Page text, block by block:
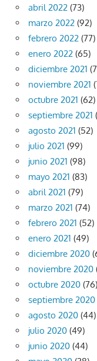
abril 2022 (73)
marzo 2022 (92)
febrero 2022 (77)
enero 2022 (65)
diciembre 2021
noviembre 2021
octubre 2021 (62)
septiembre 2021
agosto 2021 (52)
julio 2021 (99)
junio 2021 (98)
mayo 2021 (83)
abril 2021 (79)
marzo 2021 (74)
febrero 2021 (52)
enero 2021 (49)
diciembre 2020
noviembre 2020
octubre 2020 (76)
septiembre 2020
agosto 2020 (44)
julio 2020 (49)
junio 2020 (44)